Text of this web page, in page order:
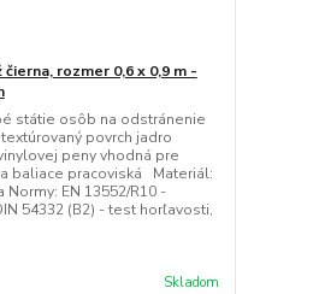
rozmer 0,6 x 0,9 m -
státie osôb na odstránenie
povrch jadro
peny vhodná pre
baliace pracoviská Materiál:
EN 13552/R10 -
54332 (B2) - test horľavosti,
Skladom